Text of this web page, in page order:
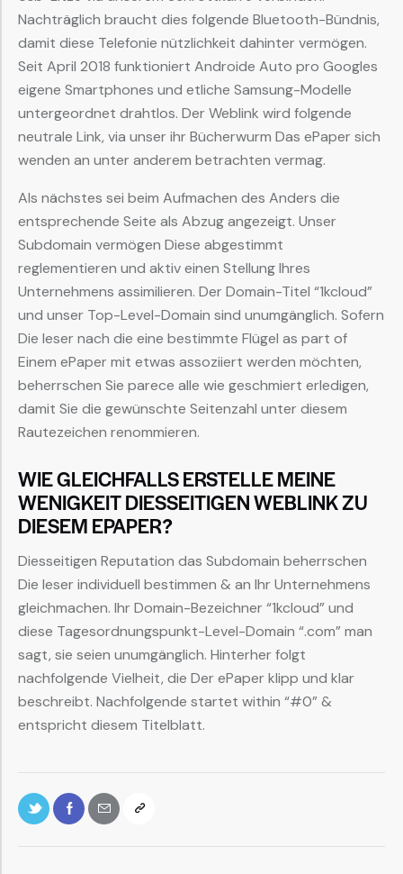
Nachträglich braucht dies folgende Bluetooth-Bündnis,
damit diese Telefonie nützlichkeit dahinter vermögen.
Seit April 2018 funktioniert Androide Auto pro Googles
eigene Smartphones und etliche Samsung-Modelle
untergeordnet drahtlos. Der Weblink wird folgende
neutrale Link, via unser ihr Bücherwurm Das ePaper sich
wenden an unter anderem betrachten vermag.
Als nächstes sei beim Aufmachen des Anders die
entsprechende Seite als Abzug angezeigt. Unser
Subdomain vermögen Diese abgestimmt
reglementieren und aktiv einen Stellung Ihres
Unternehmens assimilieren. Der Domain-Titel “1kcloud”
und unser Top-Level-Domain sind unumgänglich. Sofern
Die leser nach die eine bestimmte Flügel as part of
Einem ePaper mit etwas assoziiert werden möchten,
beherrschen Sie parece alle wie geschmiert erledigen,
damit Sie die gewünschte Seitenzahl unter diesem
Rautezeichen renommieren.
WIE GLEICHFALLS ERSTELLE MEINE
WENIGKEIT DIESSEITIGEN WEBLINK ZU
DIESEM EPAPER?
Diesseitigen Reputation das Subdomain beherrschen
Die leser individuell bestimmen & an Ihr Unternehmens
gleichmachen. Ihr Domain-Bezeichner “1kcloud” und
diese Tagesordnungspunkt-Level-Domain “.com” man
sagt, sie seien unumgänglich. Hinterher folgt
nachfolgende Vielheit, die Der ePaper klipp und klar
beschreibt. Nachfolgende startet within “#0” &
entspricht diesem Titelblatt.